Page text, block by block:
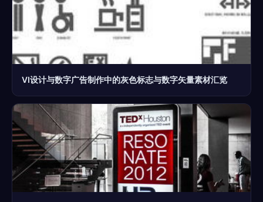
VI设计与数字广告制作中的灰色标志与数字矢量素材汇览